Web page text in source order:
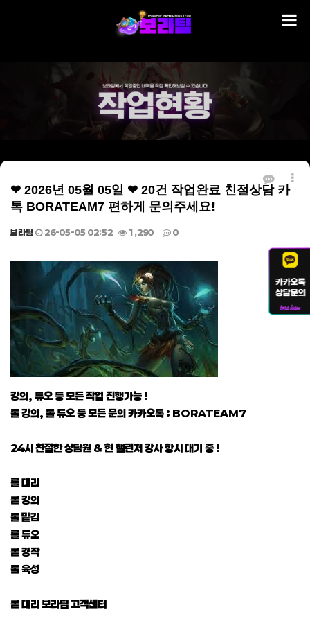
❤ 2026년 05월 05일 ❤ 20건 작업완료 친절상담 카
톡 BORATEAM7 편하게 문의주세요!
보라팀 26-05-05 02:52 1,290 0
강의, 듀오 등 모든 작업 진행가능 !
롤 강의, 롤 듀오 등 모든 문의 카카오톡 : BORATEAM7
24시 친절한 상담원 & 현 챌린저 강사 항시 대기 중 !
롤 대리
롤 강의
롤 맡김
롤 듀오
롤 경작
롤 육성
롤 대리 보라팀 고객센터